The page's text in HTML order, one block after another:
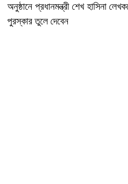
অনুষ্ঠানে প্রধানমন্ত্রী শেখ হাসিনা
পুরস্কার তুলে দেবেন